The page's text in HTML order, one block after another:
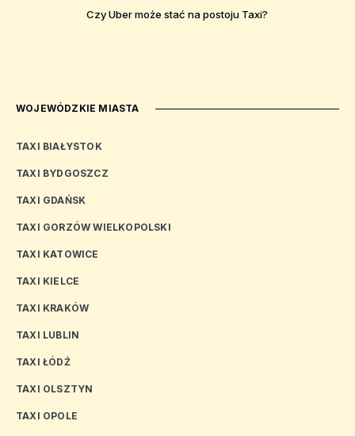
Czy Uber może stać na postoju Taxi?
WOJEWÓDZKIE MIASTA
TAXI BIAŁYSTOK
TAXI BYDGOSZCZ
TAXI GDAŃSK
TAXI GORZÓW WIELKOPOLSKI
TAXI KATOWICE
TAXI KIELCE
TAXI KRAKÓW
TAXI LUBLIN
TAXI ŁÓDŹ
TAXI OLSZTYN
TAXI OPOLE